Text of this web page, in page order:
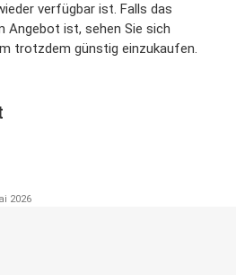
verfügbar ist. Falls das
Angebot ist, sehen Sie sich
trotzdem günstig einzukaufen.
2026